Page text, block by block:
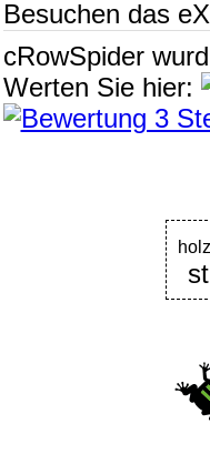
Besuchen das
cRowSpider
Werten Sie hier: